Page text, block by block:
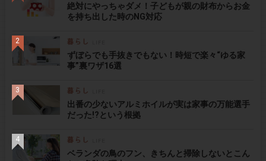
絶対にやっちゃダメ！子どもが親の財布からお金
を持ち出した時のNG対応
ずぼらでも手抜きでもない！時短で楽々“ゆる家
事”裏ワザ16選
出番の少ないアルミホイルが実は家事の万能選手
だった!?という根拠
ベランダの鳥のフン、きちんと掃除しないとこん